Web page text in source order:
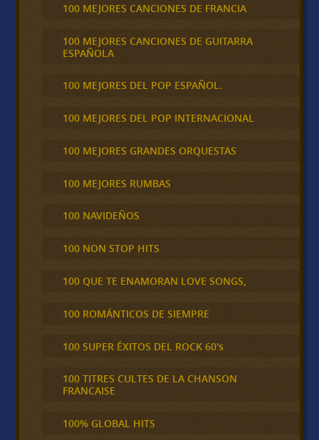
100 MEJORES CANCIONES DE FRANCIA
100 MEJORES CANCIONES DE GUITARRA
ESPAÑOLA
100 MEJORES DEL POP ESPAÑOL.
100 MEJORES DEL POP INTERNACIONAL
100 MEJORES GRANDES ORQUESTAS
100 MEJORES RUMBAS
100 NAVIDEÑOS
100 NON STOP HITS
100 QUE TE ENAMORAN LOVE SONGS,
100 ROMÁNTICOS DE SIEMPRE
100 SUPER ÉXITOS DEL ROCK 60's
100 TITRES CULTES DE LA CHANSON
FRANCAISE
100% GLOBAL HITS